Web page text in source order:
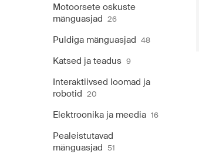
Motoorsete oskuste
mänguasjad 26
Puldiga mänguasjad 48
Katsed ja teadus 9
Interaktiivsed loomad ja
robotid 20
Elektroonika ja meedia 16
Pealeistutavad
mänguasjad 51